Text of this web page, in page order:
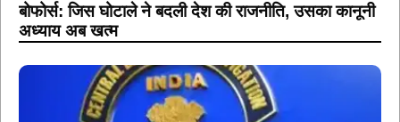
बोफोर्स: जिस घोटाले ने बदली देश की राजनीति, उसका कानूनी
अध्याय अब खत्म